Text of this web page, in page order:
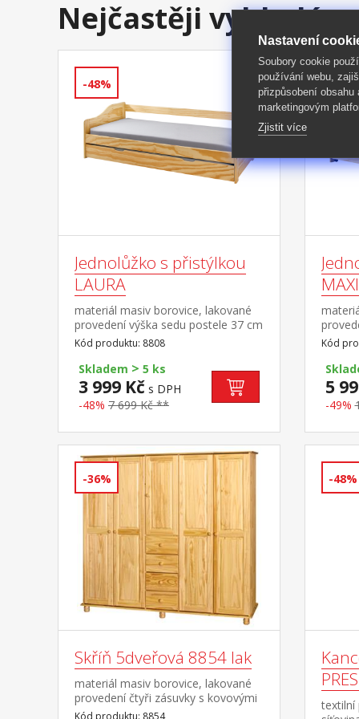
Nejčastěji
-48%
Jednolůžko s přistýlkou
LAURA
materiál masiv borovice, lakované
provedení výška sedu postele 37 cm
dřevěné laťkové rošty jsou v ceně,
matrace nejsou v ceně výsuv
možno využít jako úložný prostor
nebo jako přistýlku doporučená
výška matrace pro přistýlku 10 cm
doporučený rozměr matrací 90 ×
Kód produktu: 8808
Skladem > 5 ks
3 999 Kč s DPH
-48% 7 699 Kč **
-49%
pod
cena
M5,
police
Kód
5
-49%
-36%
Skříň 5dveřová 8854 lak
materiál masiv borovice, lakované
provedení čtyři zásuvky s kovovými
pojezdy v levé části dvě šatní tyče,
Kód produktu: 8854
-48%
textilní
Nastavení
Soubory cookie
používání webu,
přizpůsobení obsahu
marketingovým
Zjistit více